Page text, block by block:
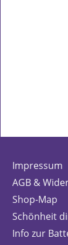
Impressum
AGB &
Shop-Map
Schönheit
Info zur